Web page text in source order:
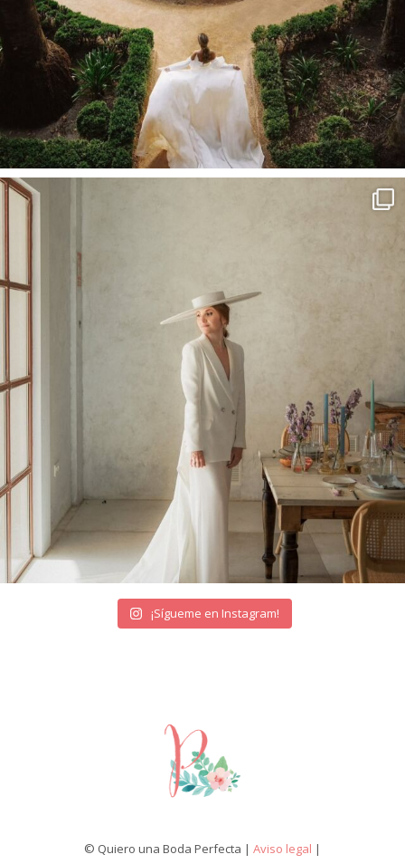
¡Sígueme en Instagram!
© Quiero una Boda Perfecta | Aviso legal |